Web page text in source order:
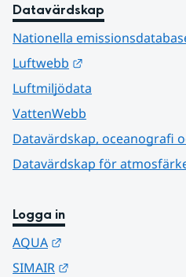
Datavärdskap
Nationella
Luftwebb
Luftmiljödata
VattenWebb
Datavärdskap, oceanografi
Datavärdskap för
Logga in
AQUA
SIMAIR